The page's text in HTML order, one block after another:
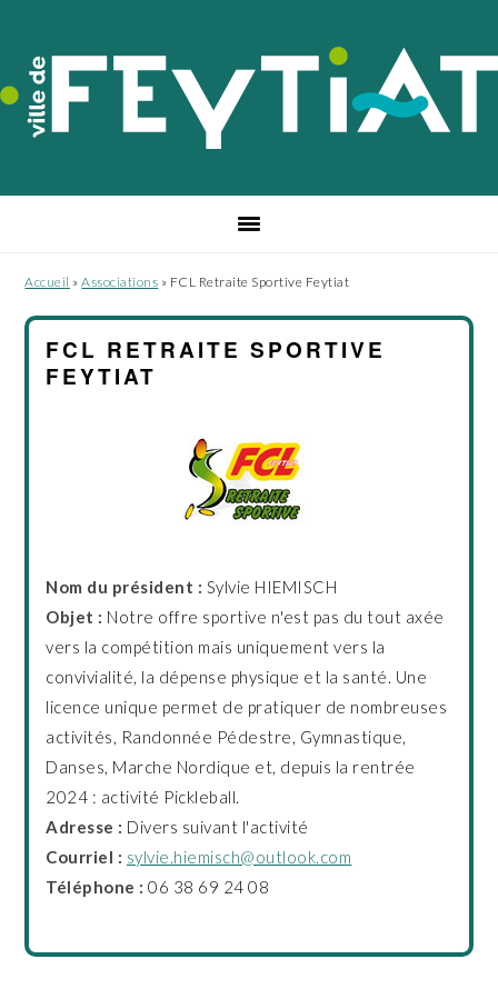
navigation
principale
contenu
principal
pied
de
page
Accueil »Associations » FCL Retraite Sportive Feytiat
FCL RETRAITE SPORTIVE
FEYTIAT
Nom du président : Sylvie HIEMISCH
Objet : Notre offre sportive n'est pas du tout axée
vers la compétition mais uniquement vers la
convivialité, la dépense physique et la santé. Une
licence unique permet de pratiquer de nombreuses
activités, Randonnée Pédestre, Gymnastique,
Danses, Marche Nordique et, depuis la rentrée
2024 : activité Pickleball.
Adresse : Divers suivant l'activité
Courriel : sylvie.hiemisch@outlook.com
Téléphone :06 38 69 24 08